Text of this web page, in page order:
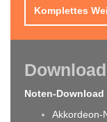
Komplettes
Noten-Download
Akkordeon-